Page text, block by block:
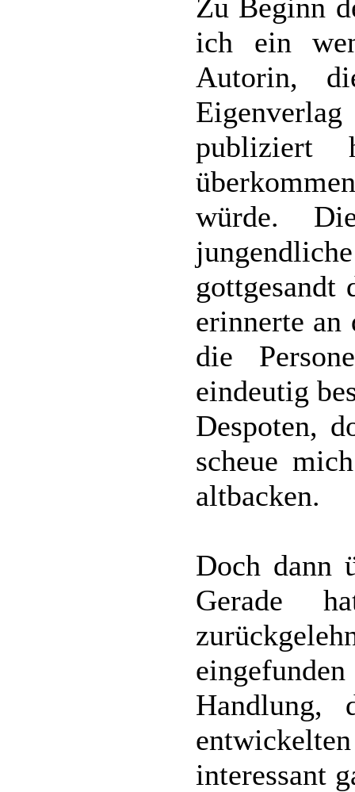
Zu Beginn
ich ein
Autorin,
würde.
gottgesandt
erinnerte an
die
eindeutig
Despoten,
scheue
altbacken.
Doch dann
Gerade
Handlung,
interessant